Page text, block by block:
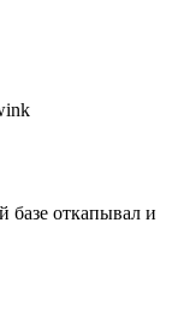
откапывал и